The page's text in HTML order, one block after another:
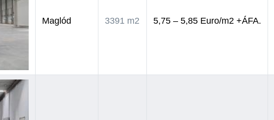
Maglód 3391 m2 5,75 – 5,85 Euro/m2 +ÁFA.